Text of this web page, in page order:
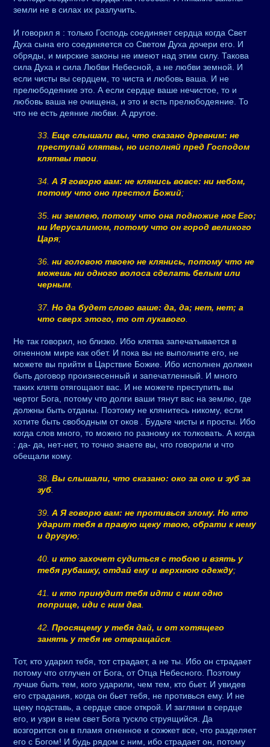
земли не в силах их разлучить.
И говорил я : только Господь соединяет сердца когда Свет
Духа сына его соединяется со Светом Духа дочери его. И
обряды, и мирские законы не имеют над этим силу. Такова
сила Духа и сила Любви Небесной, а не любви земной. И
если чисты вы сердцем, то чиста и любовь ваша. И не
прелюбодеяние это. А если сердце ваше нечистое, то и
любовь ваша не очищена, и это и есть прелюбодеяние. То
что не есть деяние любви. А другое.
33. Еще слышали вы, что сказано древним: не
преступай клятвы, но исполняй пред Господом
клятвы твои
34. А Я говорю вам: не клянись вовсе: ни небом,
потому что оно престол Божий;
35. ни землею, потому что она подножие ног Его;
ни Иерусалимом, потому что он город великого
Царя;
36. ни головою твоею не клянись, потому что не
можешь ни одного волоса сделать белым или
черным
37. Но да будет слово ваше: да, да; нет, нет; а
что сверх этого, то от лукавого
Не так говорил, но близко. Ибо клятва запечатывается в
огненном мире как обет. И пока вы не выполните его, не
можете вы прийти в Царствие Божие. Ибо исполнен должен
быть договор произнесенный и запечатленный. И много
таких клятв отягощают вас. И не можете преступить вы
чертог Бога, потому что долги ваши тянут вас на землю, где
должны быть отданы. Поэтому не клянитесь никому, если
хотите быть свободным от оков . Будьте чисты и просты. Ибо
когда слов много, то можно по разному их толковать. А когда
: да- да, нет-нет, то точно знаете вы, что говорили и что
обещали кому.
38. Вы слышали, что сказано: око за око и зуб за
зуб
39. А Я говорю вам: не противься злому. Но кто
ударит тебя в правую щеку твою, обрати к нему
и другую;
40. и кто захочет судиться с тобою и взять у
тебя рубашку, отдай ему и верхнюю одежду;
41. и кто принудит тебя идти с ним одно
поприще, иди с ним два
42. Просящему у тебя дай, и от хотящего
занять у тебя не отвращайся
Тот, кто ударил тебя, тот страдает, а не ты. Ибо он страдает
потому что отлучен от Бога, от Отца Небесного. Поэтому
лучше быть тем, кого ударили, чем тем, кто бьет. И увидев
его страдания, когда он бьет тебя, не противься ему. И не
щеку подставь, а сердце свое открой. И загляни в сердце
его, и узри в нем свет Бога тускло струящийся. Да
возгорится он в пламя огненное и сожжет все, что разделяет
его с Богом! И будь рядом с ним, ибо страдает он, потому